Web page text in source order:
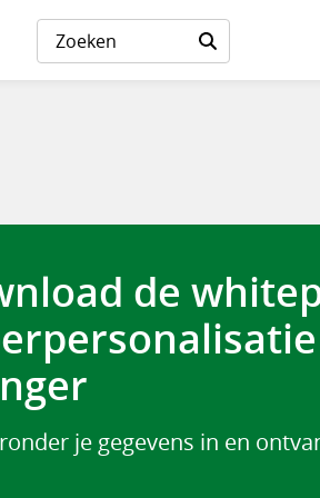
de
je gegevens in en